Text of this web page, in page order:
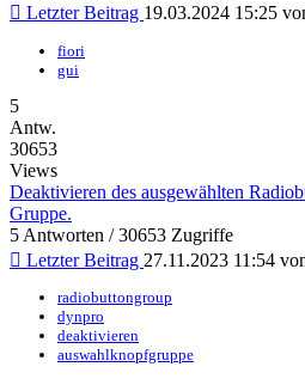
Letzter Beitrag 19.03.2024 15:25
fiori
gui
5
Antw.
30653
Views
Deaktivieren des ausgewählten
Gruppe.
5 Antworten / 30653 Zugriffe
Letzter Beitrag 27.11.2023 11:54
radiobuttongroup
dynpro
deaktivieren
auswahlknopfgruppe